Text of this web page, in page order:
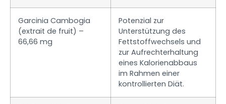
Garcinia Cambogia
(extrait de fruit) –
66,66 mg
Potenzial zur
Unterstützung des
Fettstoffwechsels und
zur Aufrechterhaltung
eines Kalorienabbaus
im Rahmen einer
kontrollierten Diät.